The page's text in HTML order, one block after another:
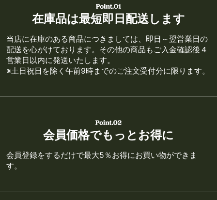
在庫品は最短即日配送します
当店に在庫のある商品につきましては、即日～翌営業日の
配送を心がけております。その他の商品もご入金確認後４
営業日以内に発送いたします。
※土日祝日を除く午前9時までのご注文受付分に限ります。
会員価格でもっとお得に
会員登録をするだけで最大5％お得にお買い物ができま
す。